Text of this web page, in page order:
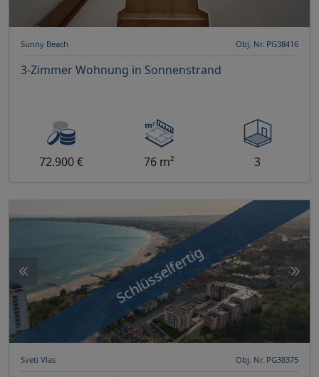
Sunny Beach Obj. Nr. PG38416
3-Zimmer Wohnung in Sonnenstrand
72.900 € 76 m² 3
Schlüsselfertig
Sveti Vlas Obj. Nr. PG38375